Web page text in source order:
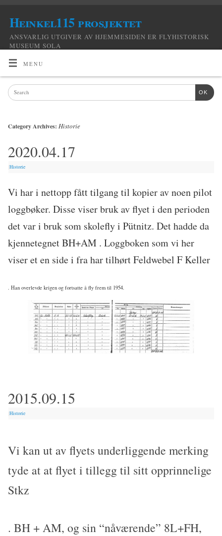
Heinkel115 prosjektet
ANSVARLIG UTGIVER AV HJEMMESIDEN ER FLYHISTORISK
MUSEUM SOLA
MENU
OK
Category Archives:Historie
2020.04.17
|Historie
Vi har i nettopp fått tilgang til kopier av noen pilot
loggbøker. Disse viser bruk av flyet i den perioden
det var i bruk som skolefly i Pütnitz. Det hadde da
kjennetegnet BH+AM . Loggboken som vi her
viser et en side i fra har tilhørt Feldwebel F Keller
. Han overlevde krigen og fortsatte å fly frem til 1954.
2015.09.15
|Historie
Vi kan ut av flyets underliggende merking
tyde at at flyet i tillegg til sitt opprinnelige
Stkz
. BH + AM, og sin “nåværende” 8L+FH,